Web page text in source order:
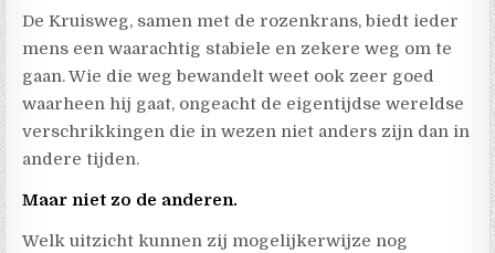
De Kruisweg, samen met de rozenkrans, biedt ieder
mens een waarachtig stabiele en zekere weg om te
gaan. Wie die weg bewandelt weet ook zeer goed
waarheen hij gaat, ongeacht de eigentijdse wereldse
verschrikkingen die in wezen niet anders zijn dan in
andere tijden.
Maar niet zo de anderen.
Welk uitzicht kunnen zij mogelijkerwijze nog